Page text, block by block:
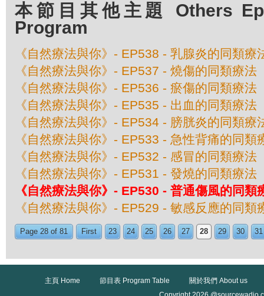
本節目其他主題 Others
Program
《自然療法與你》- EP538 - 乳腺炎的同類療
《自然療法與你》- EP537 - 燒傷的同類療法
《自然療法與你》- EP536 - 瘀傷的同類療法
《自然療法與你》- EP535 - 出血的同類療法
《自然療法與你》- EP534 - 膀胱炎的同類療
《自然療法與你》- EP533 - 急性背痛的同類
《自然療法與你》- EP532 - 感冒的同類療法
《自然療法與你》- EP531 - 發燒的同類療法
《自然療法與你》- EP530 - 普通傷風的同類
《自然療法與你》- EP529 - 敏感反應的同類
Page 28 of 81 First 23 24 25 26 27 28 29 30 31
主頁 Home 節目表 Program Table
關於我們 About us